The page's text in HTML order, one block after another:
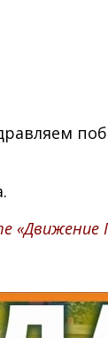
«Движение